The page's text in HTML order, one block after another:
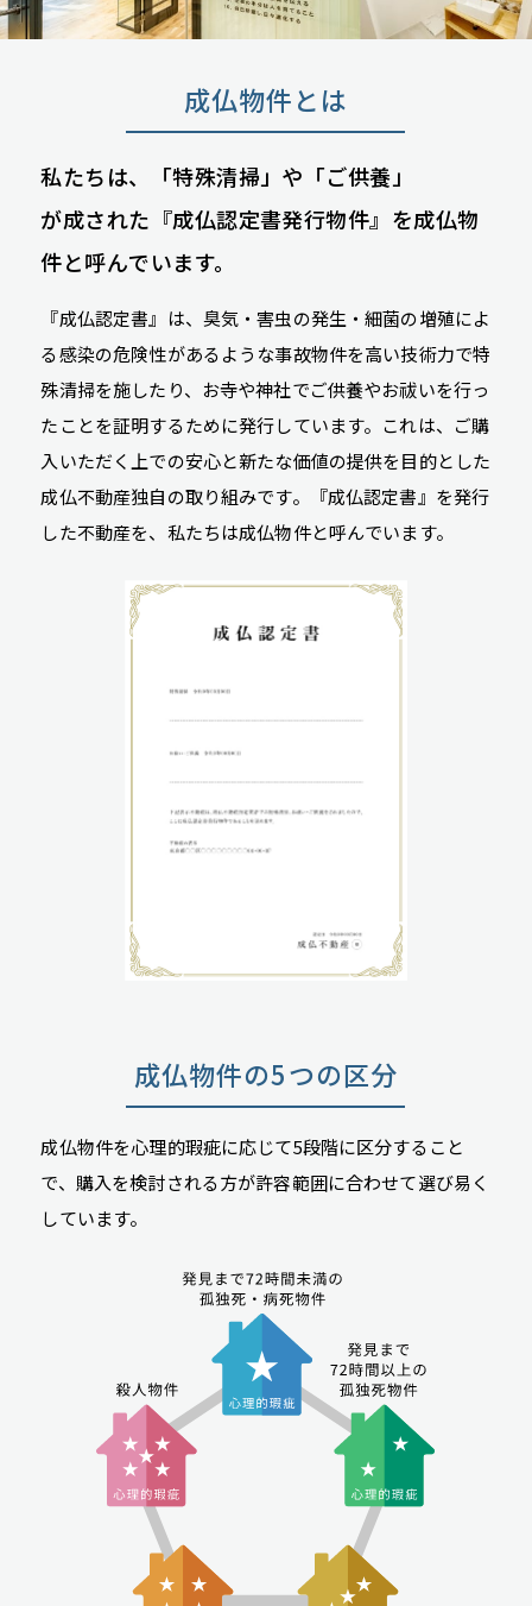
成仏物件とは
私たちは、「特殊清掃」や「ご供養」
が成された 『成仏認定書発行物件』を成仏物
件と呼んでいます。
『成仏認定書』は、臭気・害虫の発生・細菌の増殖によ
る感染の危険性があるような事故物件を高い技術力で特
殊清掃を施したり、お寺や神社でご供養やお祓いを行っ
たことを証明するために発行しています。これは、ご購
入いただく上での安心と新たな価値の提供を目的とした
成仏不動産独自の取り組みです。『成仏認定書』を発行
した不動産を、私たちは成仏物件と呼んでいます。
成仏物件の5つの区分
成仏物件を心理的瑕疵に応じて5段階に区分すること
で、購入を検討される方が許容範囲に合わせて選び易く
しています。